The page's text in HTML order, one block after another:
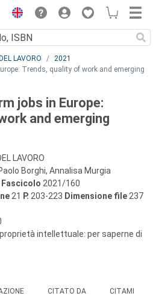
LAVORO
2021
Trends, quality of work and emerging
jobs in Europe:
and emerging
LAVORO
Borghi, Annalisa Murgia
Fascicolo 2021/160
21 P. 203-223 Dimensione file 237
proprietà intellettuale: per saperne di
CITATO DA CITAMI